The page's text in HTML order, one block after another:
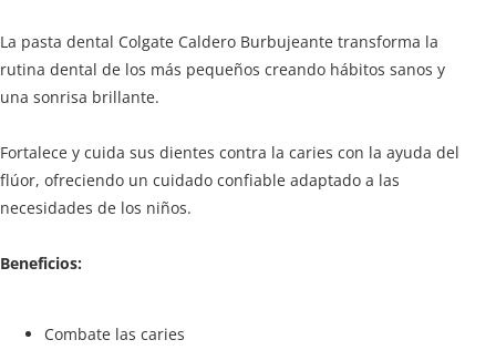
La pasta dental Colgate Caldero Burbujeante transforma la
rutina dental de los más pequeños creando hábitos sanos y
una sonrisa brillante.
Fortalece y cuida sus dientes contra la caries con la ayuda del
flúor, ofreciendo un cuidado confiable adaptado a las
necesidades de los niños.
Beneficios:
Combate las caries